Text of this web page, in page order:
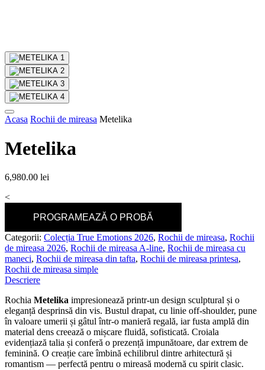
Acasa Rochii de mireasa Metelika
Metelika
6,980.00 lei
<
PROGRAMEAZĂ O PROBĂ
Categorii: Colecția True Emotions 2026, Rochii de mireasa, Rochii
de mireasa 2026, Rochii de mireasa A-line, Rochii de mireasa cu
maneci, Rochii de mireasa din tafta, Rochii de mireasa printesa,
Rochii de mireasa simple
Descriere
Rochia Metelika impresionează printr-un design sculptural și o
eleganță desprinsă din vis. Bustul drapat, cu linie off-shoulder, pune
în valoare umerii și gâtul într-o manieră regală, iar fusta amplă din
material dens creează o mișcare fluidă, sofisticată. Croiala
evidențiază talia și conferă o prezență impunătoare, dar extrem de
feminină. O creație care îmbină echilibrul dintre arhitectură și
romantism — perfectă pentru o mireasă modernă cu spirit clasic.